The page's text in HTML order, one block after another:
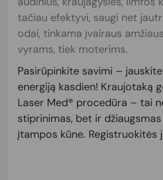
tačiau efektyvi, saugi net
odai, tinkama įvairaus
vyrams, tiek moterims.
Pasirūpinkite savimi –
energiją kasdien! Kraujotaką
Laser Med® procedūra – tai
stiprinimas, bet ir
įtampos kūne. Registruokitės